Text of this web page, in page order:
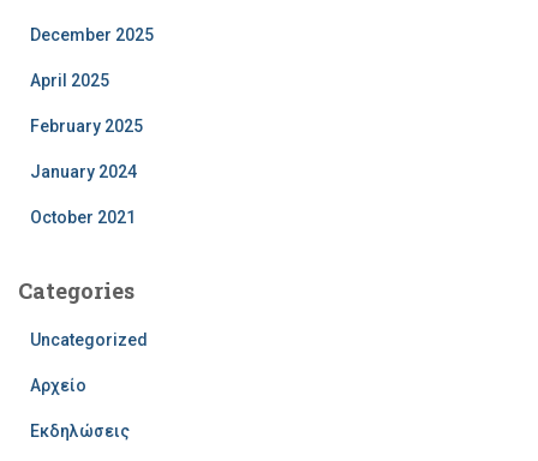
December 2025
April 2025
February 2025
January 2024
October 2021
Categories
Uncategorized
Αρχείο
Εκδηλώσεις